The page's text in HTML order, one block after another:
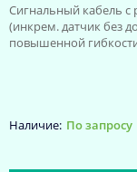
Сигнальный кабель с
(инкрем. датчик без
повышенной
По запросу